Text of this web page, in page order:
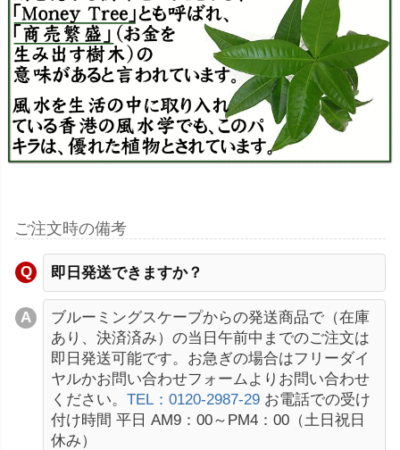
ご注文時の備考
即日発送できますか？
ブルーミングスケープからの発送商品で（在庫
あり、決済済み）の当日午前中までのご注文は
即日発送可能です。お急ぎの場合はフリーダイ
ヤルかお問い合わせフォームよりお問い合わせ
ください。 TEL：0120-2987-29 お電話での受け
付け時間 平日 AM9：00～PM4：00（土日祝日
休み）